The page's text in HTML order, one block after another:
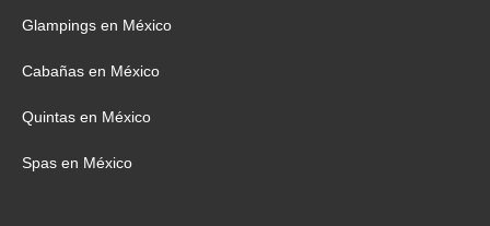
Glampings en México
Cabañas en México
Quintas en México
Spas en México